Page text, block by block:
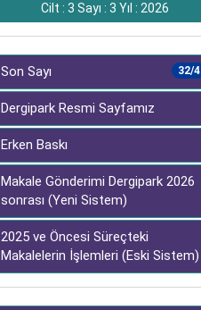
Cilt : 3 Sayı : 3 Yıl : 2026
32/4
Son Sayı
Dergipark Resmi Sayfamız
Erken Baskı
Makale Gönderimi Dergipark 2026
sonrası (Yeni Sistem)
2025 ve Öncesi Süreçteki
Makalelerin İşlemleri (Eski Sistem)